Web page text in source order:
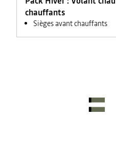
chauffants
Sièges avant chauffants